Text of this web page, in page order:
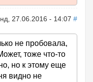
27.06.2016 - 14:07 #
не пробовала,
тоже что-то
но к этому еще
видно не